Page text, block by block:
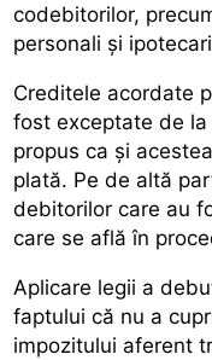
codebitorilor,
personali și
Creditele acordate
fost exceptate de
propus ca și
plată. Pe de altă
debitorilor care au
care se află în
Aplicare legii a
faptului că nu a
impozitului aferent